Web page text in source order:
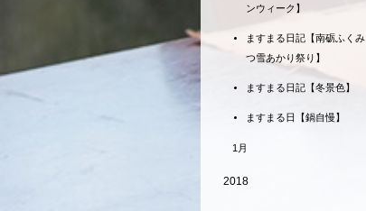
ンウィーク】
ますまる日記【南砺ふくみ
つ雪あかり祭り】
ますまる日記【冬景色】
ますまる日【鍋自慢】
1月
2018